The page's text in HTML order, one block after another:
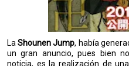
LaShounen Jump, había
un gran anuncio, pues bien
noticia, es la realización de